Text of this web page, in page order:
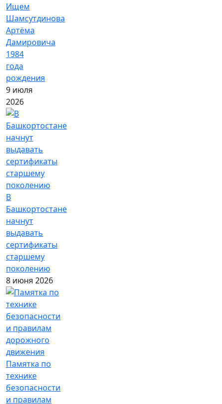
Ищем
Шамсутдинова
Артёма
Дамировича
1984
года
рождения
9 июля
2026
В
Башкортостане
начнут
выдавать
сертификаты
старшему
поколению
8 июня 2026
Памятка по
технике
безопасности
и правилам